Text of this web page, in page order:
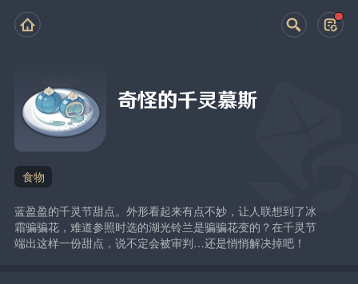
奇怪的千灵慕斯
食物
蓝盈盈的千灵节甜点。外形看起来有点不妙，让人联想到了冰
霜骗骗花，难道参照时选的湖光铃兰是骗骗花变的？在千灵节
端出这样一份甜点，说不定会被审判…还是悄悄解决掉吧！